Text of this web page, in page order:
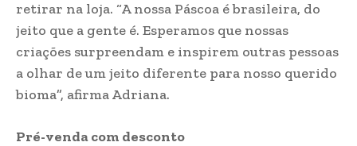
retirar na loja. “A nossa Páscoa é brasileira, do
jeito que a gente é. Esperamos que nossas
criações surpreendam e inspirem outras pessoas
a olhar de um jeito diferente para nosso querido
bioma”, afirma Adriana.
Pré-venda com desconto